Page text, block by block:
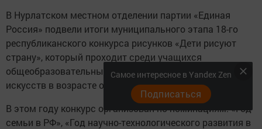
В Нурлатском местном отделении партии «Единая
Россия» подвели итоги муниципального этапа 18-го
республиканского конкурса рисунков «Дети рисуют
страну», который проходит среди учащихся
общеобразовательных школ республики, а также школ
искусств в возрасте от 6-ти до 12-ти лет.
В этом году конкурс организован по номинациям: «Год
семьи в РФ», «Год научно-технологического развития в
Самое интересное в Yandex Zen
Подписаться